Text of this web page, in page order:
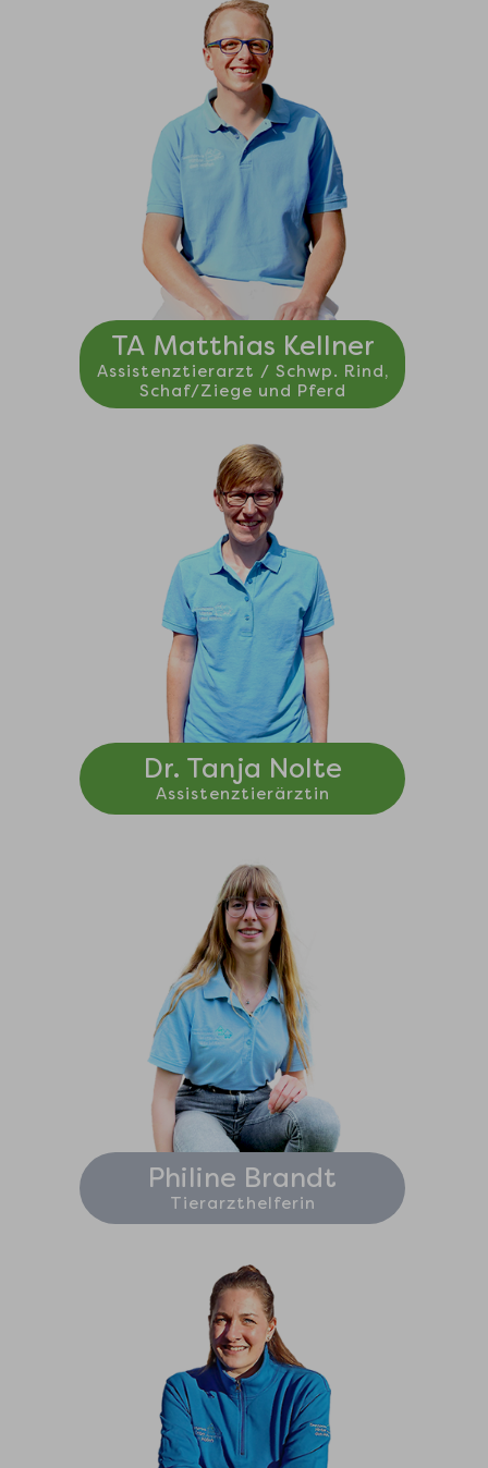
Philine Brandt
Tierarzthelferin
TA Matthias Kellner
Assistenztierarzt / Schwp. Rind,
Schaf/Ziege und Pferd
Dr. Tanja Nolte
Assistenztierärztin